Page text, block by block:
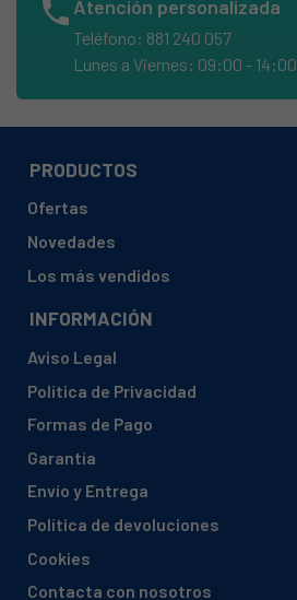
phone Atención personalizada
Teléfono: 881 240 057
Lunes a Viernes: 09:00 - 14:00
PRODUCTOS
Ofertas
Novedades
Los más vendidos
INFORMACIÓN
Aviso Legal
Política de Privacidad
Formas de Pago
Garantía
Envío y Entrega
Política de devoluciones
Cookies
Contacta con nosotros